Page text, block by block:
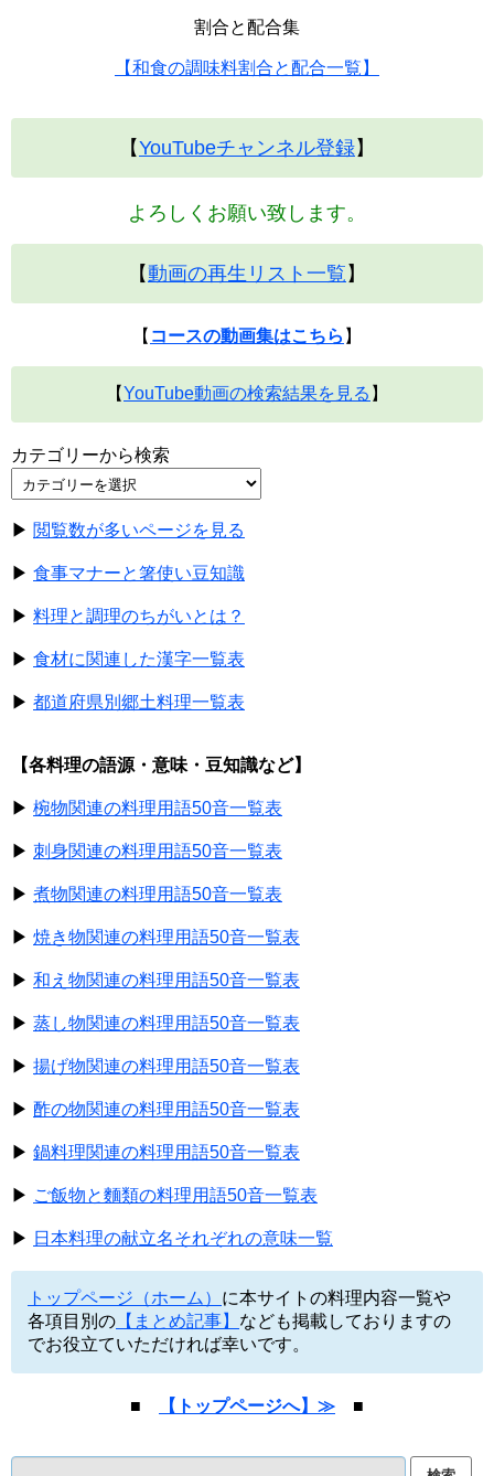
割合と配合集
【和食の調味料割合と配合一覧】
【YouTubeチャンネル登録】
よろしくお願い致します。
【動画の再生リスト一覧 】
【 コースの動画集はこちら 】
【YouTube動画の検索結果を見る 】
カテゴリーから検索
▶ 閲覧数が多いページを見る
▶ 食事マナーと箸使い豆知識
▶ 料理と調理のちがいとは？
▶ 食材に関連した漢字一覧表
▶ 都道府県別郷土料理一覧表
【各料理の語源・意味・豆知識など】
▶ 椀物関連の料理用語50音一覧表
▶ 刺身関連の料理用語50音一覧表
▶ 煮物関連の料理用語50音一覧表
▶ 焼き物関連の料理用語50音一覧表
▶ 和え物関連の料理用語50音一覧表
▶ 蒸し物関連の料理用語50音一覧表
▶ 揚げ物関連の料理用語50音一覧表
▶ 酢の物関連の料理用語50音一覧表
▶ 鍋料理関連の料理用語50音一覧表
▶ ご飯物と麵類の料理用語50音一覧表
▶ 日本料理の献立名それぞれの意味一覧
トップページ（ホーム） に本サイトの料理内容一覧や
各項目別の 【まとめ記事】 なども掲載しておりますの
でお役立ていただければ幸いです。
■ 【トップページへ】≫ ■